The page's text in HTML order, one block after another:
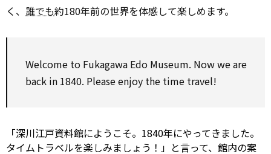
く、 誰でも約180年前の世界を体感して楽しめます。
Welcome to Fukagawa Edo Museum. Now we are
back in 1840. Please enjoy the time travel!
「深川江戸資料館にようこそ。1840年にやってきました。
タイムトラベルを楽しみましょう！」と言って、館内の案